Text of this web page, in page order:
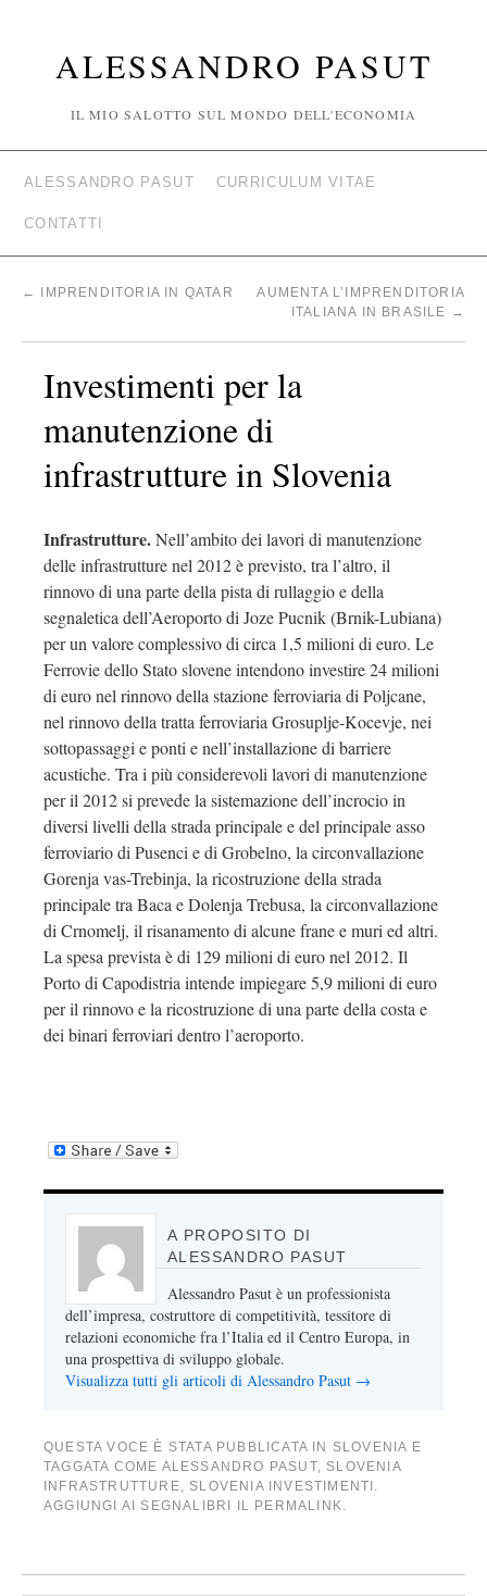
ALESSANDRO PASUT
IL MIO SALOTTO SUL MONDO DELL'ECONOMIA
ALESSANDRO PASUT CURRICULUM VITAE
CONTATTI
← IMPRENDITORIA IN QATAR
AUMENTA L’IMPRENDITORIA
ITALIANA IN BRASILE →
Investimenti per la
manutenzione di
infrastrutture in Slovenia
Infrastrutture.Nell’ambito dei lavori di manutenzione
delle infrastrutture nel 2012 è previsto, tra l’altro, il
rinnovo di una parte della pista di rullaggio e della
segnaletica dell’Aeroporto di Joze Pucnik (Brnik-Lubiana)
per un valore complessivo di circa 1,5 milioni di euro. Le
Ferrovie dello Stato slovene intendono investire 24 milioni
di euro nel rinnovo della stazione ferroviaria di Poljcane,
nel rinnovo della tratta ferroviaria Grosuplje-Kocevje, nei
sottopassaggi e ponti e nell’installazione di barriere
acustiche. Tra i più considerevoli lavori di manutenzione
per il 2012 si prevede la sistemazione dell’incrocio in
diversi livelli della strada principale e del principale asso
ferroviario di Pusenci e di Grobelno, la circonvallazione
Gorenja vas-Trebinja, la ricostruzione della strada
principale tra Baca e Dolenja Trebusa, la circonvallazione
di Crnomelj, il risanamento di alcune frane e muri ed altri.
La spesa prevista è di 129 milioni di euro nel 2012. Il
Porto di Capodistria intende impiegare 5,9 milioni di euro
per il rinnovo e la ricostruzione di una parte della costa e
dei binari ferroviari dentro l’aeroporto.
A PROPOSITO DI
ALESSANDRO PASUT
Alessandro Pasut è un professionista
dell’impresa, costruttore di competitività, tessitore di
relazioni economiche fra l’Italia ed il Centro Europa, in
una prospettiva di sviluppo globale.
Visualizza tutti gli articoli di Alessandro Pasut →
QUESTA VOCE È STATA PUBBLICATA IN SLOVENIA E
TAGGATA COME ALESSANDRO PASUT, SLOVENIA
INFRASTRUTTURE, SLOVENIA INVESTIMENTI .
AGGIUNGI AI SEGNALIBRI IL PERMALINK.